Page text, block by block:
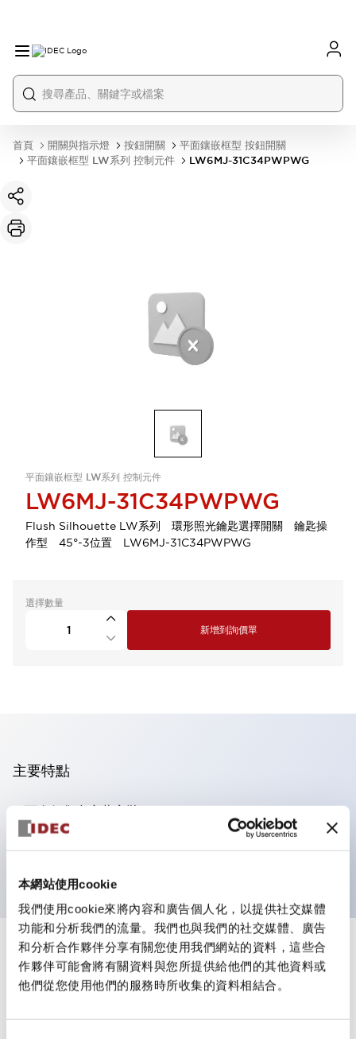
本網站使用cookie
我們使用cookie來將內容和廣告個人化，以提供社交媒體
功能和分析我們的流量。我們也與我們的社交媒體、廣告
和分析合作夥伴分享有關您使用我們網站的資料，這些合
作夥伴可能會將有關資料與您所提供給他們的其他資料或
他們從您使用他們的服務時所收集的資料相結合。
首頁 開關與指示燈 按鈕開關
平面鑲嵌框型 按鈕開關
平面鑲嵌框型 LW系列 控制元件
LW6MJ-31C34PWPWG
平面鑲嵌框型 LW系列 控制元件
LW6MJ-31C34PWPWG
Flush Silhouette LW系列 環形照光鑰匙選擇開關 鑰匙操
作型 45°-3位置 LW6MJ-31C34PWPWG
選擇數量
新增到詢價單
主要特點
可進行集合密著安裝
附鎖選擇開關採用高安全性的彈子鎖結構
規格 顯示全部
審美規範